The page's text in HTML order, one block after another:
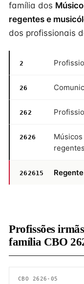
família dos
regentes e
dos profissionais
2
26
262
2626
262615
Profissões
família CBO
CBO 2626-05